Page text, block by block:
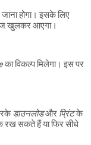
होगा। इसके लिए
खुलकर आएगा।
का विकल्प मिलेगा। इस पर
डाउनलोडऔर प्रिंटके
सकते हैं या फिर सीधे